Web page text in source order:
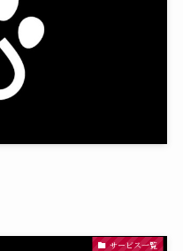
サービス一覧